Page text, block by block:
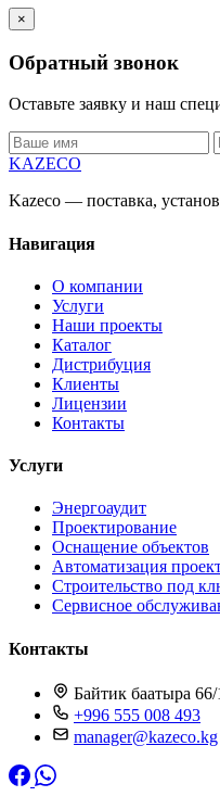
×
Обратный звонок
Оставьте заявку и наш
KAZECO
Kazeco — поставка,
Навигация
О компании
Услуги
Наши проекты
Каталог
Дистрибуция
Клиенты
Лицензии
Контакты
Услуги
Энергоаудит
Проектирование
Оснащение объектов
Автоматизация
Строительство под
Сервисное
Контакты
Байтик баатыра
+996 555 008 493
manager@kazeco.kg